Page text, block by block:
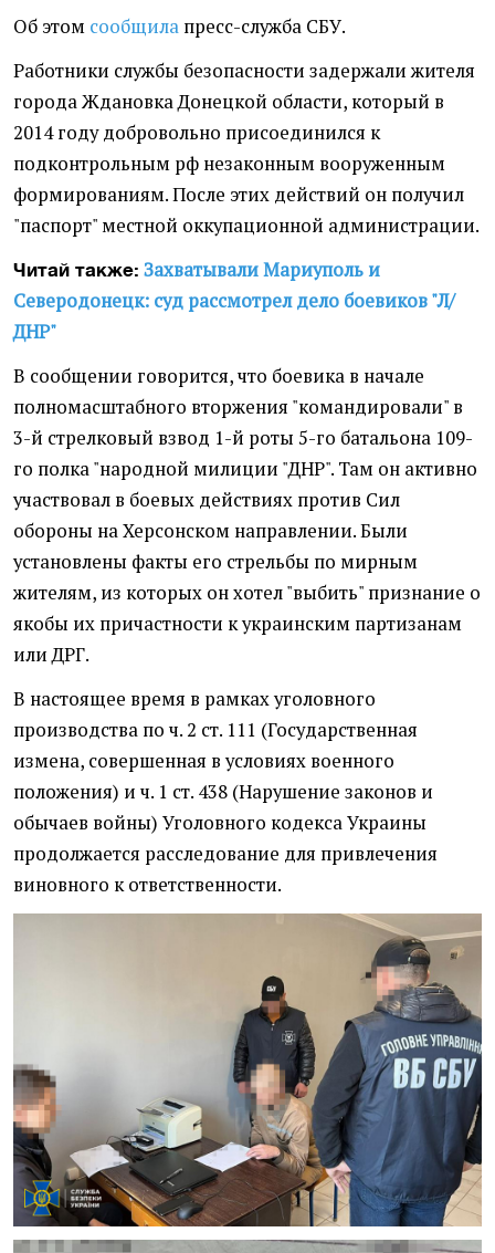
Об этом сообщила пресс-служба СБУ.
Работники службы безопасности задержали жителя
города Ждановка Донецкой области, который в
2014 году добровольно присоединился к
подконтрольным рф незаконным вооруженным
формированиям. После этих действий он получил
"паспорт" местной оккупационной администрации.
Читай также: Захватывали Мариуполь и
Северодонецк: суд рассмотрел дело боевиков "Л/
ДНР"
В сообщении говорится, что боевика в начале
полномасштабного вторжения "командировали" в
3-й стрелковый взвод 1-й роты 5-го батальона 109-
го полка "народной милиции "ДНР". Там он активно
участвовал в боевых действиях против Сил
обороны на Херсонском направлении. Были
установлены факты его стрельбы по мирным
жителям, из которых он хотел "выбить" признание о
якобы их причастности к украинским партизанам
или ДРГ.
В настоящее время в рамках уголовного
производства по ч. 2 ст. 111 (Государственная
измена, совершенная в условиях военного
положения) и ч. 1 ст. 438 (Нарушение законов и
обычаев войны) Уголовного кодекса Украины
продолжается расследование для привлечения
виновного к ответственности.